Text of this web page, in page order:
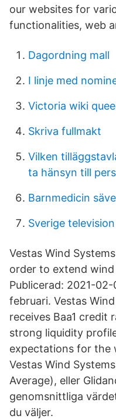
our websites for
functionalities, web
Dagordning mall
I linje med
Victoria wiki
Skriva fullmakt
Vilken
ta hänsyn till
Barnmedicin
Sverige
Vestas Wind
order to extend
Publicerad: 2021-
februari. Vestas
receives Baa1 credit
strong liquidity
expectations for the
Vestas Wind
Average), eller
genomsnittliga
du väljer.